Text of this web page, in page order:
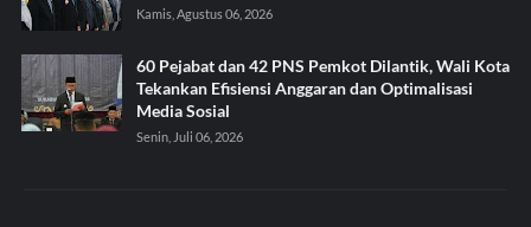
Kamis, Agustus 06, 2026
60 Pejabat dan 42 PNS Pemkot Dilantik, Wali Kota
Tekankan Efisiensi Anggaran dan Optimalisasi
Media Sosial
Senin, Juli 06, 2026